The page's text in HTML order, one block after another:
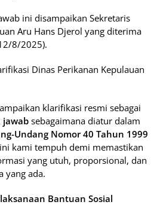
ini disampaikan Sekretaris
Aru Hans Djerol yang diterima
8/2025).
Dinas Perikanan Kepulauan
klarifikasi resmi sebagai
jawabsebagaimana diatur dalam
Undang Nomor 40 Tahun 1999
kami tempuh demi memastikan
yang utuh, proporsional, dan
yang ada.
Bantuan Sosial